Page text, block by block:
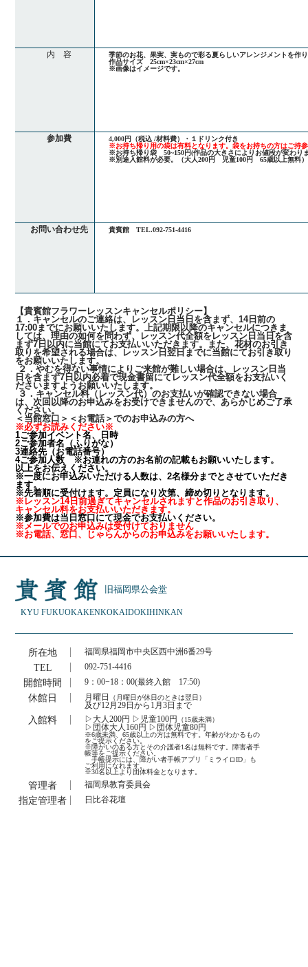
内 容
季節のお花、果実、実もので彩る夏らしいアレンジメントを作
作品サイズ 25cm×23cm×27cm
※画像はイメージです。
参加費
4,000円（税込 /材料費）・１ドリンク付き
※お持ち帰り用の袋は有料となります。袋をお持ちの方はご持
※お持ち帰り袋 50~150円(作品の大きさによりお値段が変わり
※別途入館料が必要。（大人200円 児童100円 65歳以上無料）
お問い合わせ先 貴賓館 TEL.092-751-4416
【貴賓館フラワーレッスンキャンセルポリシー】
１．キャンセルのご連絡は、レッスン日当日を含まず、14日前の
17:00までにお願いいたします。上記期限以降のキャンセルにつきま
しては、理由の如何を問わず、レッスン代全額をレッスン日当日を含
まず7日以内に当館にてお支払いいただきます。また、花材のお引き
取りを希望される場合は、レッスン日翌日までに当館にてお引き取り
をお願いいたします。
２．やむを得ない事情によりご来館が難しい場合は、レッスン日当
日を含まず7日以内必着で現金書留にてレッスン代全額をお支払いく
ださいますようお願いいたします。
３．キャンセル料（レッスン代）のお支払いが確認できない場合
は、次回以降のお申込みをお受けできませんので、あらかじめご了承
ください。
＜当館窓口＞＜お電話＞でのお申込みの方へ
※必ずお読みください※
1ご参加イベント名、日時
2ご参加者名（ふりがな）
3連絡先（お電話番号）
4ご参加人数 ※お連れの方のお名前の記載もお願いいたします。
以上をお伝えください。
※一度にお申込みいただける人数は、2名様分までとさせていただき
ます。
※先着順に受付けます。定員になり次第、締め切りとなります。
※レッスン14日前過ぎてキャンセルされますと作品のお引き取り、
キャンセル料をお支払いいただきます。
※参加費は当日窓口にて現金でお支払いください。
※メールでのお申込みは受付けておりません
※お電話、窓口、じゃらんからのお申込みをお願いいたします。
旧福岡県公会堂
KYU FUKUOKAKENKOKAIDOKIHINKAN
所在地 福岡県福岡市中央区西中洲6番29号
TEL 092-751-4416
開館時間 9：00−18：00(最終入館 17:50)
休館日 月曜日 （月曜日が休日のときは翌日）
及び12月29日から1月3日まで
入館料 ▷大人200円 ▷児童100円 （15歳未満）
▷団体大人160円 ▷団体児童80円
※6歳未満、65歳以上の方は無料です。年齢がわかるもの
をご提示ください。
※障がいのある方とその介護者1名は無料です。障害者手
帳等をご提示ください。
手帳提示には、障がい者手帳アプリ「ミライロID」も
ご利用になれます。
※30名以上より団体料金となります。
管理者 福岡県教育委員会
指定管理者 日比谷花壇